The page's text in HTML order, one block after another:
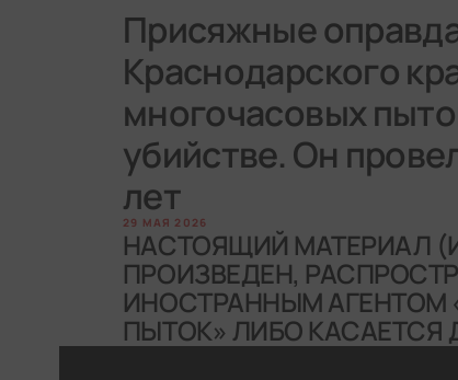
Присяжные
Краснодарского
многочасовых
убийстве. Он
лет
29 МАЯ 2026
НАСТОЯЩИЙ МАТЕРИАЛ
ПРОИЗВЕДЕН,
ИНОСТРАННЫМ АГЕНТОМ
ПЫТОК» ЛИБО КАСАЕТСЯ
ИНОСТРАННОГО АГЕНТА